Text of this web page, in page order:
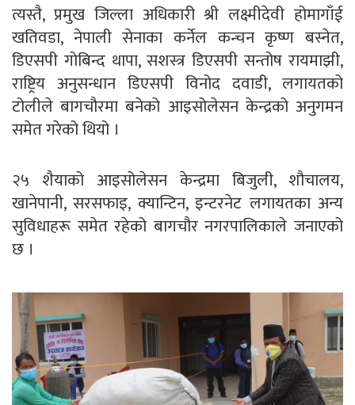
त्यस्तै, प्रमुख जिल्ला अधिकारी श्री लक्ष्मीदेवी होमागाँई
खतिवडा, नेपाली सेनाका कर्नेल कन्चन कृष्ण बस्नेत,
डिएसपी गोबिन्द थापा, सशस्त्र डिएसपी सन्तोष रायमाझी,
राष्ट्रिय अनुसन्धान डिएसपी विनोद दवाडी, लगायतको
टोलीले बागचौरमा बनेको आइसोलेसन केन्द्रको अनुगमन
समेत गरेको थियो ।
२५ शैयाको आइसोलेसन केन्द्रमा बिजुली, शौचालय,
खानेपानी, सरसफाइ, क्यान्टिन, इन्टरनेट लगायतका अन्य
सुविधाहरू समेत रहेको बागचौर नगरपालिकाले जनाएको
छ ।